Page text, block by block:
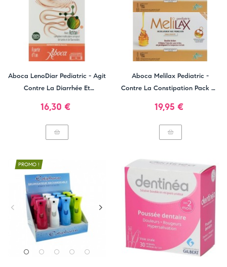
Aboca LenoDiar Pediatric - Agit
Contre La Diarrhée Et
Prix
16,30 €
Aboca Melilax Pediatric -
Contre La Constipation Pack De
Prix
19,95 €
PROMO !